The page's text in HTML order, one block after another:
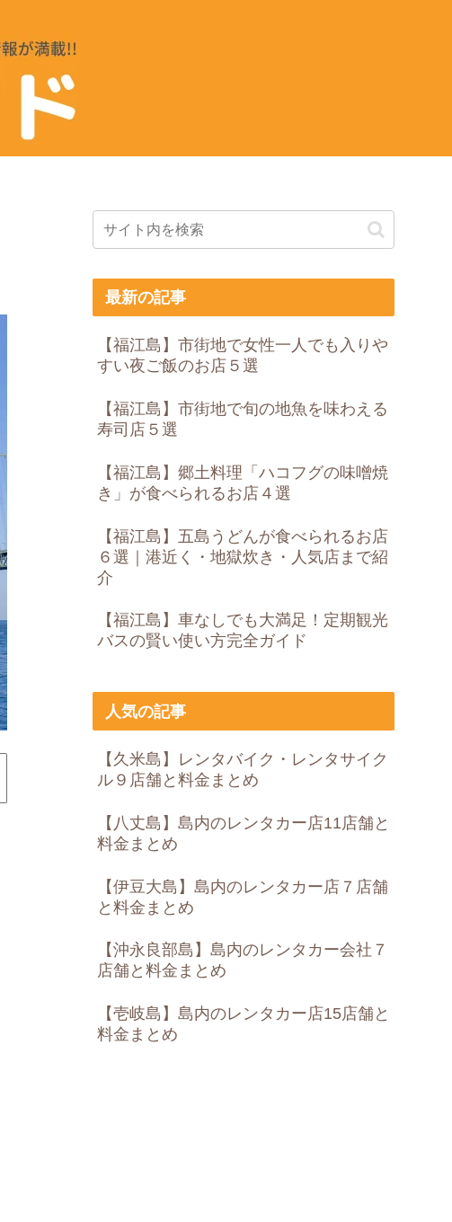
最新の記事
【福江島】市街地で女性一人でも入りや
すい夜ご飯のお店５選
【福江島】市街地で旬の地魚を味わえる
寿司店５選
【福江島】郷土料理「ハコフグの味噌焼
き」が食べられるお店４選
【福江島】五島うどんが食べられるお店
６選｜港近く・地獄炊き・人気店まで紹
介
【福江島】車なしでも大満足！定期観光
バスの賢い使い方完全ガイド
人気の記事
【久米島】レンタバイク・レンタサイク
ル９店舗と料金まとめ
【八丈島】島内のレンタカー店11店舗と
料金まとめ
【伊豆大島】島内のレンタカー店７店舗
と料金まとめ
【沖永良部島】島内のレンタカー会社７
店舗と料金まとめ
【壱岐島】島内のレンタカー店15店舗と
料金まとめ